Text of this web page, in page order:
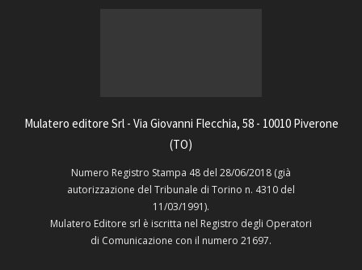
Mulatero editore Srl - Via Giovanni Flecchia, 58 - 10010 Piverone
(TO)
Numero Registro Stampa 48 del 28/06/2018 (già
autorizzazione del Tribunale di Torino n. 4310 del
11/03/1991).
Mulatero Editore srl è iscritta nel Registro degli Operatori
di Comunicazione con il numero 21697.